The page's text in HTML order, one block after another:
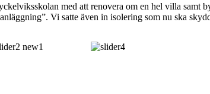
med att renovera om en hel villa samt
Vi satte även in isolering som nu ska